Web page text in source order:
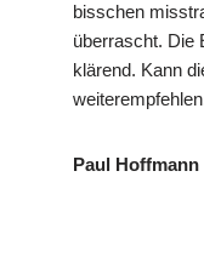
bisschen
überrascht. Die
klärend. Kann
Paul Hoffmann